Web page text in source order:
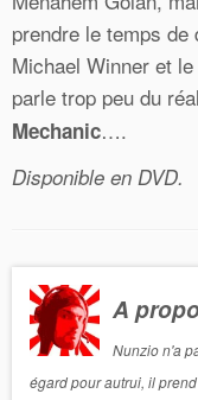
prendre le temps
Michael Winner et
parle trop peu du
Mechanic….
Disponible en DVD.
A
Nunzio n'a
égard pour autrui, il